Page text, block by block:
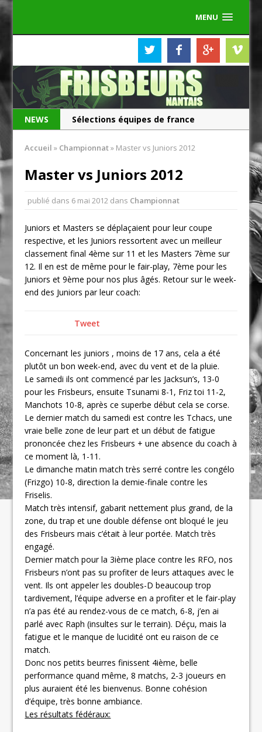
MENU
NEWS
Sélections équipes de france
Accueil » Championnat» Master vs Juniors 2012
Master vs Juniors 2012
publié dans 6 mai 2012 dans Championnat
Juniors et Masters se déplaçaient pour leur coupe
respective, et les Juniors ressortent avec un meilleur
classement final 4ème sur 11 et les Masters 7ème sur
12. Il en est de même pour le fair-play, 7ème pour les
Juniors et 9ème pour nos plus âgés. Retour sur le week-
end des Juniors par leur coach:
Tweet
Concernant les juniors , moins de 17 ans, cela a été
plutôt un bon week-end, avec du vent et de la pluie.
Le samedi ils ont commencé par les Jacksun’s, 13-0
pour les Frisbeurs, ensuite Tsunami 8-1, Friz toi 11-2,
Manchots 10-8, après ce superbe début cela se corse.
Le dernier match du samedi est contre les Tchacs, une
vraie belle zone de leur part et un début de fatigue
prononcée chez les Frisbeurs + une absence du coach à
ce moment là, 1-11.
Le dimanche matin match très serré contre les congélo
(Frizgo) 10-8, direction la demie-finale contre les
Friselis.
Match très intensif, gabarit nettement plus grand, de la
zone, du trap et une double défense ont bloqué le jeu
des Frisbeurs mais c’était à leur portée. Match très
engagé.
Dernier match pour la 3ième place contre les RFO, nos
Frisbeurs n’ont pas su profiter de leurs attaques avec le
vent. Ils ont appeler les doubles-D beaucoup trop
tardivement, l’équipe adverse en a profiter et le fair-play
n’a pas été au rendez-vous de ce match, 6-8, j’en ai
parlé avec Raph (insultes sur le terrain). Déçu, mais la
fatigue et le manque de lucidité ont eu raison de ce
match.
Donc nos petits beurres finissent 4ième, belle
performance quand même, 8 matchs, 2-3 joueurs en
plus auraient été les bienvenus. Bonne cohésion
d’équipe, très bonne ambiance.
Les résultats fédéraux: